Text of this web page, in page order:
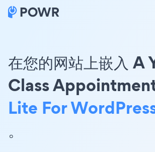
在您的网站上嵌入 A
Class
Lite For
。